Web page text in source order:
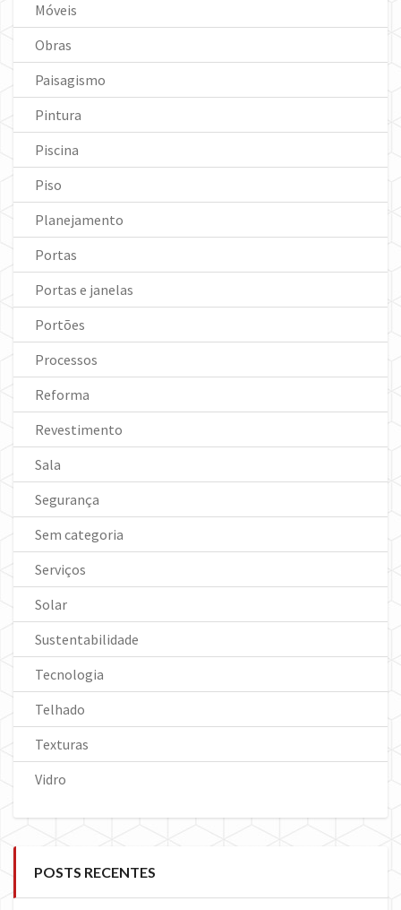
Móveis
Obras
Paisagismo
Pintura
Piscina
Piso
Planejamento
Portas
Portas e janelas
Portões
Processos
Reforma
Revestimento
Sala
Segurança
Sem categoria
Serviços
Solar
Sustentabilidade
Tecnologia
Telhado
Texturas
Vidro
POSTS RECENTES